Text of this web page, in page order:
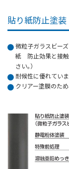
貼り紙防止塗装
微粒子ガラスビー
紙 防止効果と接触
さい｡）
耐候性に優れてい
クリアー塗膜のた